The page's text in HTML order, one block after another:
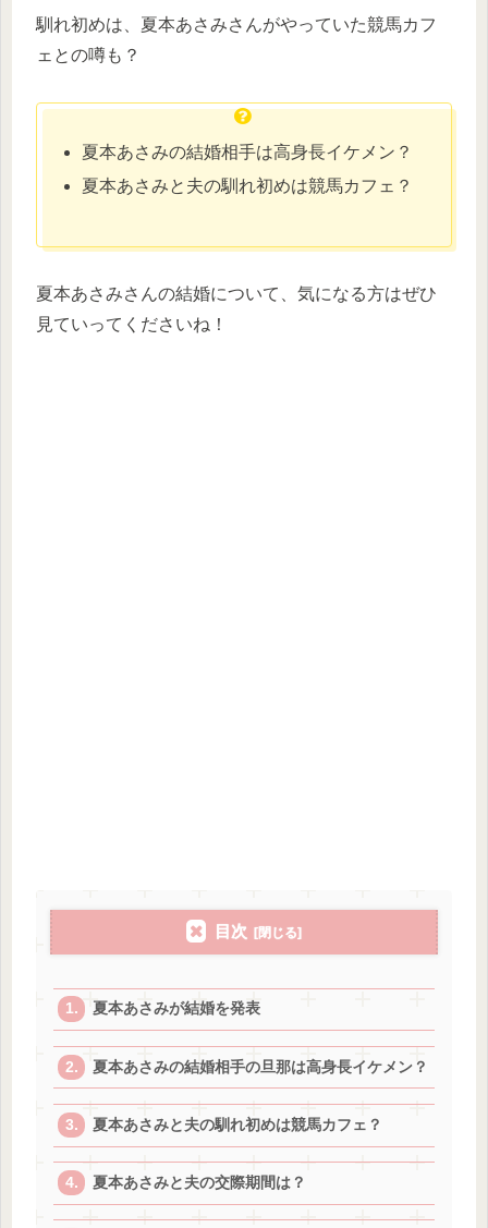
馴れ初めは、夏本あさみさんがやっていた競馬カフ
ェとの噂も？
夏本あさみの結婚相手は高身長イケメン？
夏本あさみと夫の馴れ初めは競馬カフェ？
夏本あさみさんの結婚について、気になる方はぜひ
見ていってくださいね！
目次
夏本あさみが結婚を発表
夏本あさみの結婚相手の旦那は高身長イケメン？
夏本あさみと夫の馴れ初めは競馬カフェ？
夏本あさみと夫の交際期間は？